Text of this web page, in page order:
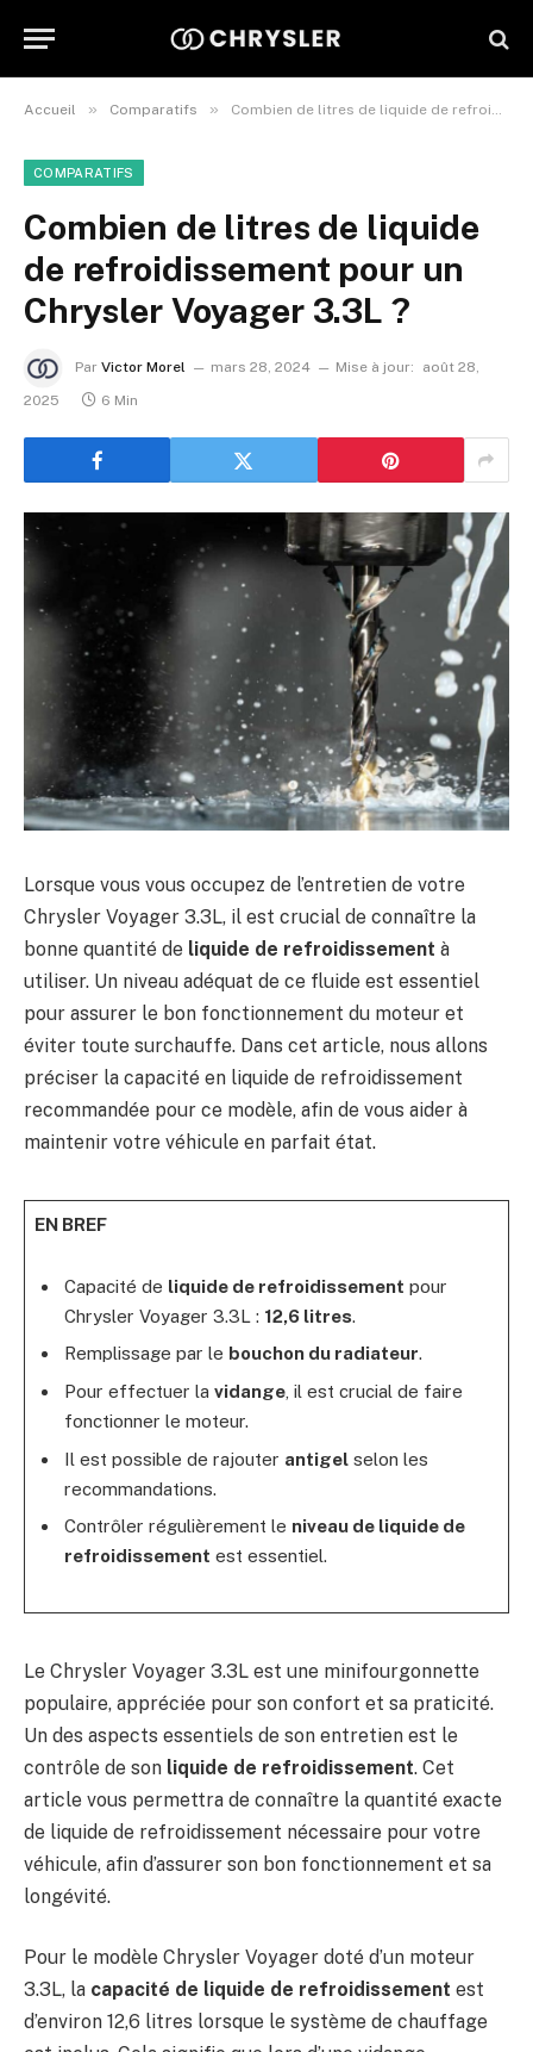
Accueil » Comparatifs » Combien de litres de liquide de refroidissement pour un Chrysler Voyager 3.3L ?
COMPARATIFS
Combien de litres de liquide
de refroidissement pour un
Chrysler Voyager 3.3L ?
Par Victor Morel mars 28, 2024 Mise à jour:
août 28,
2025
6 Min
Lorsque vous vous occupez de l’entretien de votre
Chrysler Voyager 3.3L, il est crucial de connaître la
bonne quantité de liquide de refroidissement à
utiliser. Un niveau adéquat de ce fluide est essentiel
pour assurer le bon fonctionnement du moteur et
éviter toute surchauffe. Dans cet article, nous allons
préciser la capacité en liquide de refroidissement
recommandée pour ce modèle, afin de vous aider à
maintenir votre véhicule en parfait état.
EN BREF
Capacité de liquide de refroidissement pour
Chrysler Voyager 3.3L : 12,6 litres.
Remplissage par le bouchon du radiateur.
Pour effectuer la vidange, il est crucial de faire
fonctionner le moteur.
Il est possible de rajouter antigelselon les
recommandations.
Contrôler régulièrement le niveau de liquide de
refroidissement est essentiel.
Le Chrysler Voyager 3.3L est une minifourgonnette
populaire, appréciée pour son confort et sa praticité.
Un des aspects essentiels de son entretien est le
contrôle de son liquide de refroidissement. Cet
article vous permettra de connaître la quantité exacte
de liquide de refroidissement nécessaire pour votre
véhicule, afin d’assurer son bon fonctionnement et sa
longévité.
Pour le modèle Chrysler Voyager doté d’un moteur
3.3L, la capacité de liquide de refroidissement est
d’environ 12,6 litres lorsque le système de chauffage